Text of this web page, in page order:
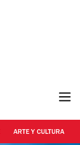
ARTE Y CULTURA